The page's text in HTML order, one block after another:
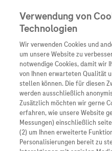
Verwendung von
Technologien
Wir verwenden Cookies und
um unsere Website zu
notwendige Cookies, damit wir
von Ihnen erwarteten Qualität
stellen können. Die für diesen
werden ausschließlich
Zusätzlich möchten wir gerne
erfahren, wie unsere Website
Messungen) einschließlich
(2) um Ihnen erweiterte
Personalisierungen bereit zu